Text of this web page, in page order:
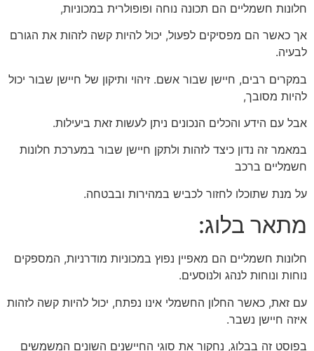
חלונות חשמליים הם תכונה נוחה ופופולרית במכוניות,
אך כאשר הם מפסיקים לפעול, יכול להיות קשה לזהות את הגורם
לבעיה.
במקרים רבים, חיישן שבור אשם. זיהוי ותיקון של חיישן שבור יכול
להיות מסובך,
אבל עם הידע והכלים הנכונים ניתן לעשות זאת ביעילות.
במאמר זה נדון כיצד לזהות ולתקן חיישן שבור במערכת חלונות
חשמליים ברכב
על מנת שתוכלו לחזור לכביש במהירות ובבטחה.
מתאר בלוג:
חלונות חשמליים הם מאפיין נפוץ במכוניות מודרניות, המספקים
נוחות ונוחות לנהג ולנוסעים.
עם זאת, כאשר החלון החשמלי אינו נפתח, יכול להיות קשה לזהות
איזה חיישן נשבר.
בפוסט זה בבלוג, נחקור את סוגי החיישנים השונים המשמשים